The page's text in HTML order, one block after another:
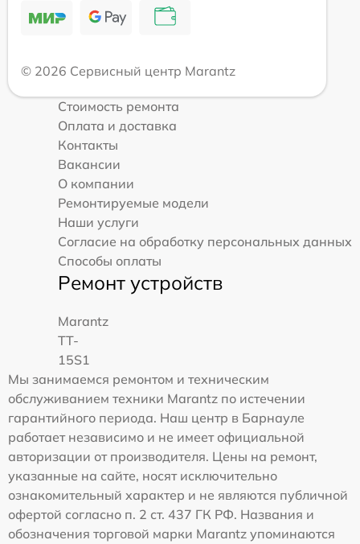
© 2026 Сервисный центр Marantz
Стоимость ремонта
Оплата и доставка
Контакты
Вакансии
О компании
Ремонтируемые модели
Наши услуги
Согласие на обработку персональных данных
Способы оплаты
Ремонт устройств
Marantz
TT-
15S1
Мы занимаемся ремонтом и техническим
обслуживанием техники Marantz по истечении
гарантийного периода. Наш центр в Барнауле
работает независимо и не имеет официальной
авторизации от производителя. Цены на ремонт,
указанные на сайте, носят исключительно
ознакомительный характер и не являются публичной
офертой согласно п. 2 ст. 437 ГК РФ. Названия и
обозначения торговой марки Marantz упоминаются